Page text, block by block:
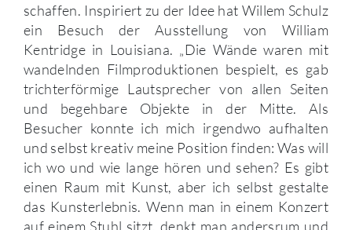
schaffen. Inspiriert zu der Idee hat Willem Schulz
ein Besuch der Ausstellung von William
Kentridge in Louisiana. „Die Wände waren mit
wandelnden Filmproduktionen bespielt, es gab
trichterförmige Lautsprecher von allen Seiten
und begehbare Objekte in der Mitte. Als
Besucher konnte ich mich irgendwo aufhalten
und selbst kreativ meine Position finden: Was will
ich wo und wie lange hören und sehen? Es gibt
einen Raum mit Kunst, aber ich selbst gestalte
das Kunsterlebnis. Wenn man in einem Konzert
auf einem Stuhl sitzt, denkt man andersrum und